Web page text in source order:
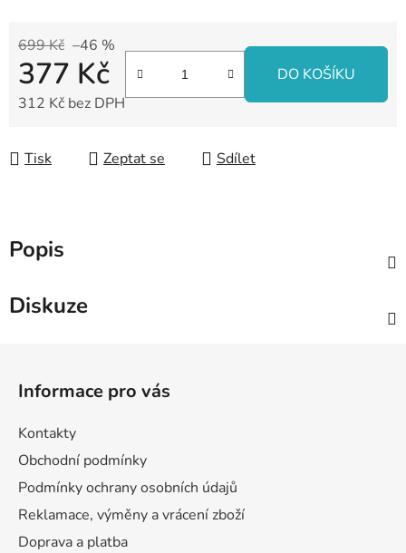
699 Kč –46 %
377 Kč
312 Kč bez DPH
DO KOŠÍKU
Tisk Zeptat se Sdílet
Popis
Diskuze
Informace pro vás
Kontakty
Obchodní podmínky
Podmínky ochrany osobních údajů
Reklamace, výměny a vrácení zboží
Doprava a platba